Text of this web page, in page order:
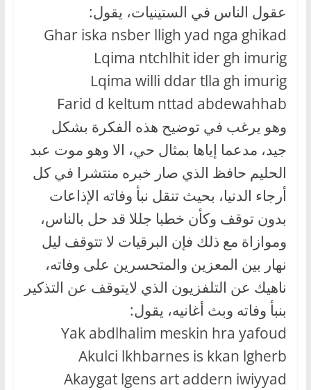
عقول الناس في الستينيات، يقول:
Ghar iska nsber lligh yad nga ghikad
Lqima ntchlhit ider gh imurig
Lqima willi ddar tlla gh imurig
Farid d keltum nttad abdewahhab
وهو يرغب في توضيح هذه الفكرة بشكل
جيد، مدعما إياها بمثال حي، الا وهو موت عبد
الحليم حافظ الذي صار خبره منتشرا في كل
أرجاء الدنيا، بحيث تنقل نبأ وفاته الإذاعات
بدون توقف وكأن خطبا جللا قد حل بالناس،
وموازاة مع ذلك فإن البرقيات لا تتوقف ليل
نهار بين المعزين والمتحسرين على وفاته،
ناهيك عن التلفزيون الذي لايتوقف عن التذكير
بنبأ وفاته وبث أغانيه، يقول:
Yak abdlhalim meskin hra yafoud
Akulci lkhbarnes is kkan lgherb
Akaygat lgens art addern iwiyyad